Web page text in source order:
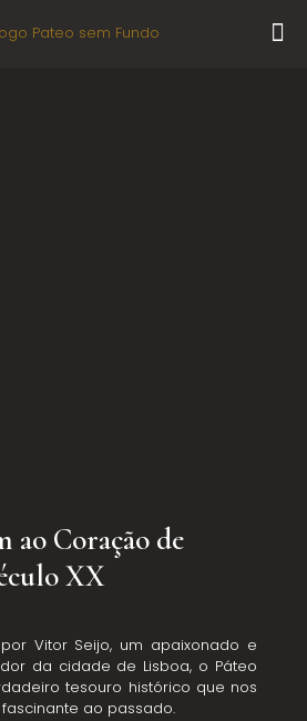
ao Coração de
XX
Vitor Seijo, um apaixonado e
da cidade de Lisboa, o Páteo
tesouro histórico que nos
ao passado.